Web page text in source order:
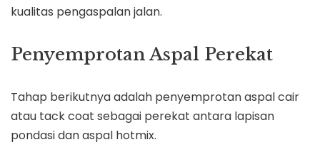
kualitas pengaspalan jalan.
Penyemprotan Aspal Perekat
Tahap berikutnya adalah penyemprotan aspal cair
atau tack coat sebagai perekat antara lapisan
pondasi dan aspal hotmix.